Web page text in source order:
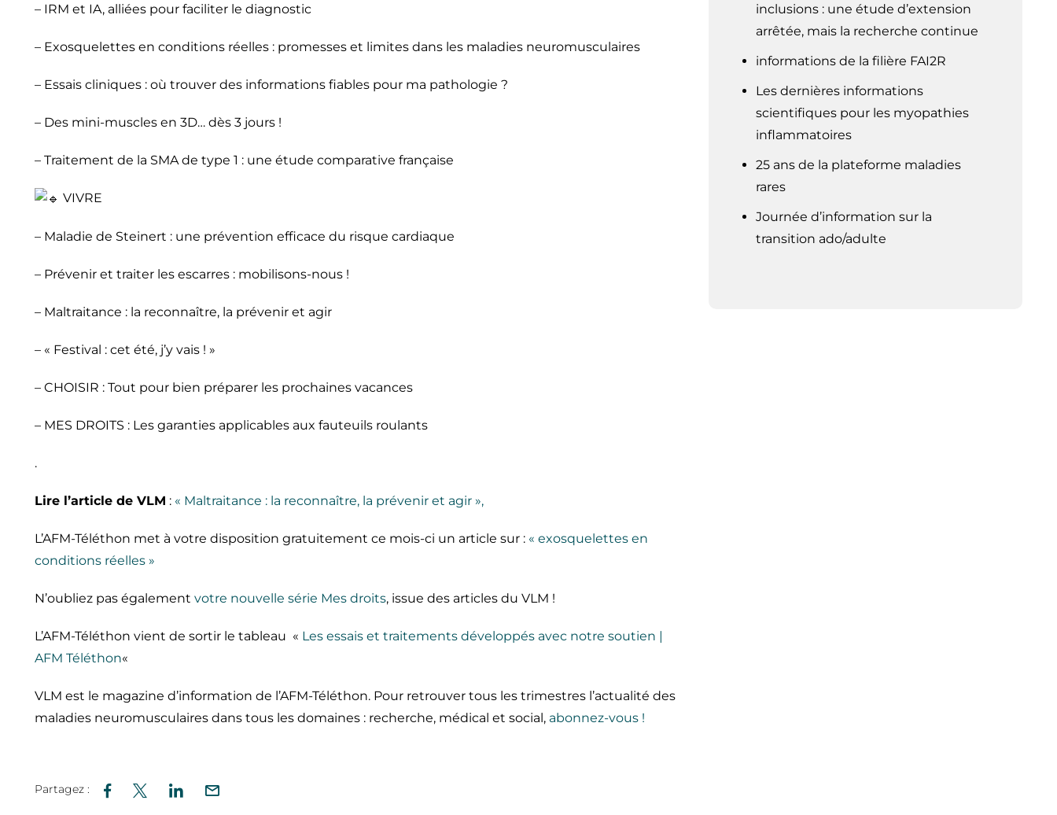
– IRM et IA, alliées pour faciliter le diagnostic
– Exosquelettes en conditions réelles : promesses et limites dans les maladies neuromusculaires
– Essais cliniques : où trouver des informations fiables pour ma pathologie ?
– Des mini-muscles en 3D… dès 3 jours !
– Traitement de la SMA de type 1 : une étude comparative française
VIVRE
– Maladie de Steinert : une prévention efficace du risque cardiaque
– Prévenir et traiter les escarres : mobilisons-nous !
– Maltraitance : la reconnaître, la prévenir et agir
– « Festival : cet été, j’y vais ! »
– CHOISIR : Tout pour bien préparer les prochaines vacances
– MES DROITS : Les garanties applicables aux fauteuils roulants
.
Lire l’article de VLM : « Maltraitance : la reconnaître, la prévenir et agir »,
L’AFM-Téléthon met à votre disposition gratuitement ce mois-ci un article sur : « exosquelettes en
conditions réelles »
N’oubliez pas également votre nouvelle série Mes droits, issue des articles du VLM !
L’AFM-Téléthon vient de sortir le tableau « Les essais et traitements développés avec notre soutien |
AFM Téléthon«
VLM est le magazine d’information de l’AFM-Téléthon. Pour retrouver tous les trimestres l’actualité des
maladies neuromusculaires dans tous les domaines : recherche, médical et social, abonnez-vous !
Partagez :
inclusions : une étude d’extension
arrêtée, mais la recherche continue
informations de la filière FAI2R
Les dernières informations
scientifiques pour les myopathies
inflammatoires
25 ans de la plateforme maladies
rares
Journée d’information sur la
transition ado/adulte